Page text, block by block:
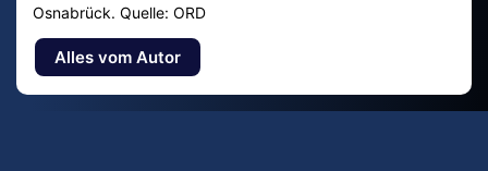
Osnabrück. Quelle: ORD
Alles vom Autor